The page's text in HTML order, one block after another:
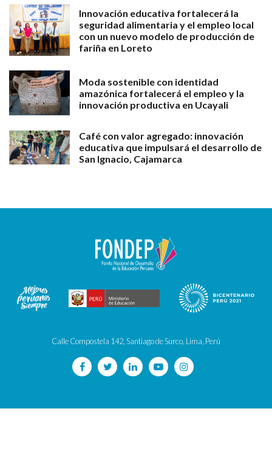
Innovación educativa fortalecerá la
seguridad alimentaria y el empleo local
con un nuevo modelo de producción de
fariña en Loreto
Moda sostenible con identidad
amazónica fortalecerá el empleo y la
innovación productiva en Ucayali
Café con valor agregado: innovación
educativa que impulsará el desarrollo de
San Ignacio, Cajamarca
Calle Compostela 142, Santiago de Surco, Lima, Perú